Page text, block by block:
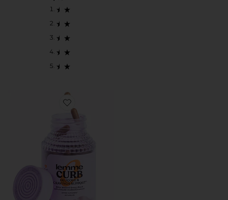
Favorite LEMME CURB グルコース＆クレービングサポ